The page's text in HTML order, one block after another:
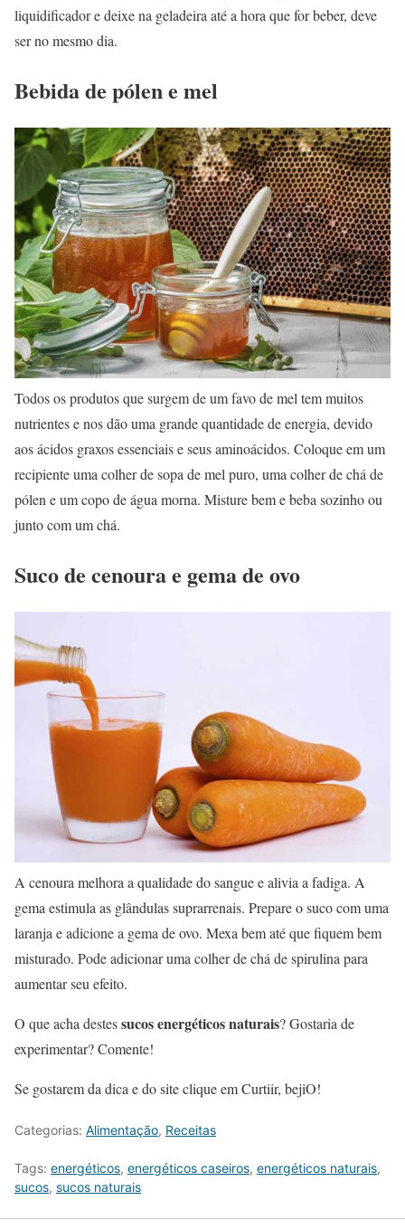
liquidificador e deixe na geladeira até a hora que for beber, deve
ser no mesmo dia.
Bebida de pólen e mel
Todos os produtos que surgem de um favo de mel tem muitos
nutrientes e nos dão uma grande quantidade de energia, devido
aos ácidos graxos essenciais e seus aminoácidos. Coloque em um
recipiente uma colher de sopa de mel puro, uma colher de chá de
pólen e um copo de água morna. Misture bem e beba sozinho ou
junto com um chá.
Suco de cenoura e gema de ovo
A cenoura melhora a qualidade do sangue e alivia a fadiga. A
gema estimula as glândulas suprarrenais. Prepare o suco com uma
laranja e adicione a gema de ovo. Mexa bem até que fiquem bem
misturado. Pode adicionar uma colher de chá de spirulina para
aumentar seu efeito.
O que acha destessucos energéticos naturais? Gostaria de
experimentar? Comente!
Se gostarem da dica e do site clique em Curtiir, bejiO!
Categorias: Alimentação, Receitas
Tags: energéticos, energéticos caseiros, energéticos naturais,
sucos, sucos naturais